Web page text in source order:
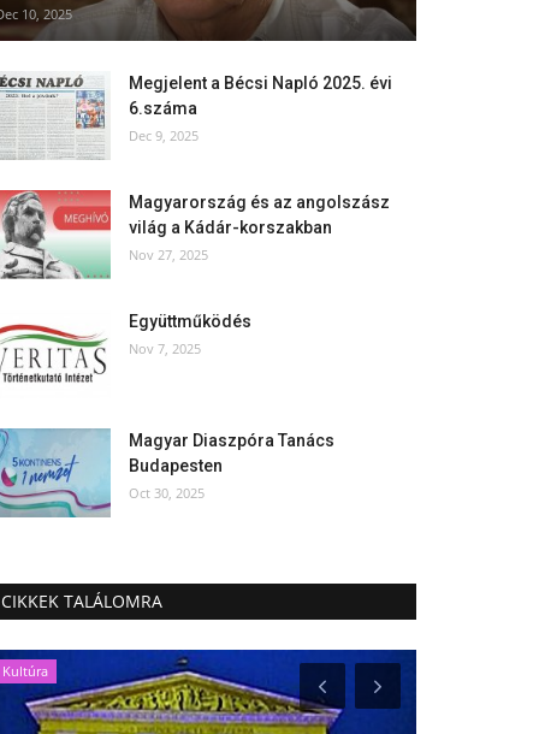
10, 2025
Megjelent a Bécsi Napló 2025. évi
6.száma
Dec 9, 2025
Magyarország és az angolszász
világ a Kádár-korszakban
Nov 27, 2025
Együttműködés
Nov 7, 2025
Magyar Diaszpóra Tanács
Budapesten
Oct 30, 2025
CIKKEK TALÁLOMRA
Kultúra